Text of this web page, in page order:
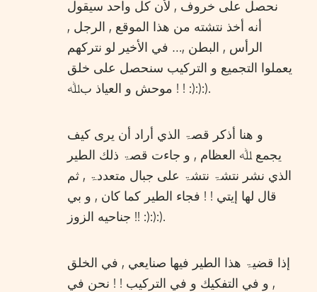
نحصل علی خروف , لأن كل واحد سيقول
أنه أخذ نتشته من هذا الموقع , الرجل ,
الرأس , البطن ,… في الأخير لو نتركهم
يعملوا التجميع و التركيب سنحصل علی خلق
موحش و العياذ بﷲ ! ! :):):).
و هنا أذكر قصۃ الذي أراد أن يری كيف
يجمع ﷲ العظام , و جاءت قصۃ ذلك الطير
الذي نشر نتشۃ نتشۃ علی جبال متعددۃ , ثم
قال لها إيتي ! ! فجاء الطير كما كان , و بي
جناحيه الزوز !! :):):).
إذا قضيۃ هذا الطير فيها صنايعي , في الخلق
, و في التفكيك و في التركيب ! ! نحن في